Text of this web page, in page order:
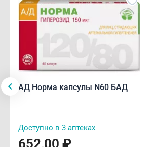
АД Норма капсулы N60 БАД
Доступно в 3 аптеках
652,00 ₽